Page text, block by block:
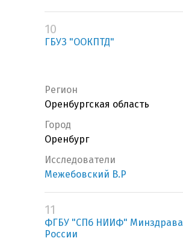
10
ГБУЗ "ООКПТД"
Регион
Оренбургская область
Город
Оренбург
Исследователи
Межебовский В.Р
11
ФГБУ "СПб НИИФ" Минздрава
России